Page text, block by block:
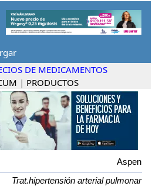
DE MEDICAMENTOS
| PRODUCTOS
Aspen
Trat.hipertensión arterial pulmonar